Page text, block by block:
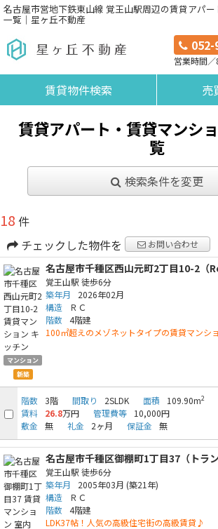
名古屋市営地下鉄東山線 覚王山駅周辺の賃貸アパ
一覧｜星ヶ丘不動産
営業時間
賃貸物件検索 売
賃貸アパート・賃貸マンシ
覧
検索条件を変更
18 件
チェックした物件を
お問い合わせ
マンション
新築
名古屋市千種区西山元町2丁目10-2（
覚王山駅 徒歩6分
築年月
2026年02月
構造
ＲＣ
階数 4階建
100㎡超えのメゾネットタイプの賃貸マンシ
階数 3階 間取り 2SLDK 面積 109.90m2
賃料 26.8万円 管理費等
10,000円
敷金
無 礼金 2ヶ月 保証金 無
名古屋市千種区御棚町1丁目37（トラ
覚王山駅 徒歩6分
築年月
2005年03月 (築21年)
構造
ＲＣ
階数 4階建
LDK37帖！人気の高級住宅街の高級賃貸♪